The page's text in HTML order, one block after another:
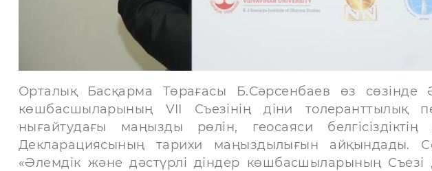
Орталық Басқарма Төрағасы Б.Сәрсенбаев өз сөзінде
көшбасшыларының VII Съезінің діни толеранттылық
нығайтудағы маңызды рөлін, геосаяси
Декларациясының тарихи маңыздылығын айқындады.
«Әлемдік және дәстүрлі діндер көшбасшыларының